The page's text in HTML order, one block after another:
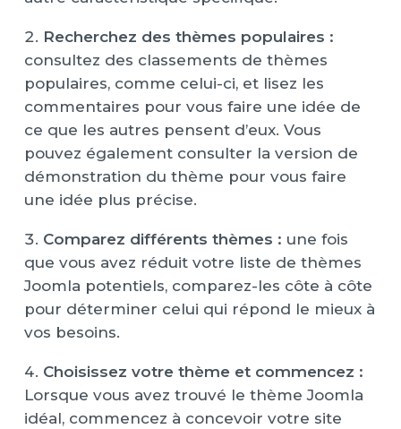
Recherchez des thèmes populaires :
consultez des classements de thèmes
populaires, comme celui-ci, et lisez les
commentaires pour vous faire une idée de
ce que les autres pensent d’eux. Vous
pouvez également consulter la version de
démonstration du thème pour vous faire
une idée plus précise.
Comparez différents thèmes : une fois
que vous avez réduit votre liste de thèmes
Joomla potentiels, comparez-les côte à côte
pour déterminer celui qui répond le mieux à
vos besoins.
Choisissez votre thème et commencez :
Lorsque vous avez trouvé le thème Joomla
idéal, commencez à concevoir votre site